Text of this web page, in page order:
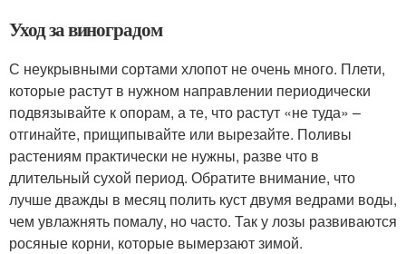
Уход за виноградом
С неукрывными сортами хлопот не очень много. Плети,
которые растут в нужном направлении периодически
подвязывайте к опорам, а те, что растут «не туда» –
отгинайте, прищипывайте или вырезайте. Поливы
растениям практически не нужны, разве что в
длительный сухой период. Обратите внимание, что
лучше дважды в месяц полить куст двумя ведрами воды,
чем увлажнять помалу, но часто. Так у лозы развиваются
росяные корни, которые вымерзают зимой.